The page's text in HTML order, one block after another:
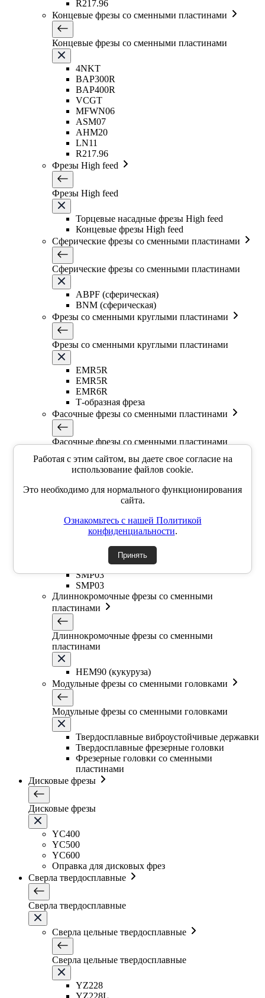
R217.96
Концевые фрезы со сменными пластинами
Концевые фрезы со сменными пластинами
4NKT
BAP300R
BAP400R
VCGT
MFWN06
ASM07
AHM20
LN11
R217.96
Фрезы High feed
Фрезы High feed
Торцевые насадные фрезы High feed
Концевые фрезы High feed
Сферические фрезы со сменными пластинами
Сферические фрезы со сменными пластинами
ABPF (сферическая)
BNM (сферическая)
Фрезы со сменными круглыми пластинами
Фрезы со сменными круглыми пластинами
EMR5R
EMR5R
EMR6R
Т-образная фреза
Фасочные фрезы со сменными пластинами
Фасочные фрезы со сменными пластинами
SSK
SSY
Дисковые фрезы со сменными пластинами
Дисковые фрезы со сменными пластинами
SMP03
SMP03
Длиннокромочные фрезы со сменными
пластинами
Длиннокромочные фрезы со сменными
пластинами
HEM90 (кукуруза)
Модульные фрезы со сменными головками
Модульные фрезы со сменными головками
Твердосплавные виброустойчивые державки
Твердосплавные фрезерные головки
Фрезерные головки со сменными
пластинами
Дисковые фрезы
Дисковые фрезы
YC400
YC500
YC600
Оправка для дисковых фрез
Сверла твердосплавные
Сверла твердосплавные
Сверла цельные твердосплавные
Сверла цельные твердосплавные
YZ228
YZ228L
Работая с этим сайтом, вы даете свое согласие на
использование файлов cookie.
Это необходимо для нормального функционирования
сайта.
Ознакомьтесь с нашей Политикой
конфиденциальности.
Принять